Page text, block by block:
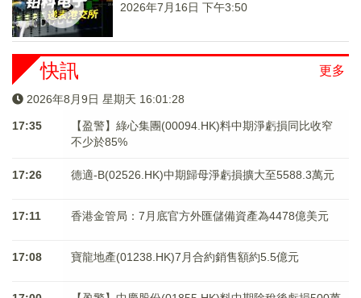
2026年7月16日 下午3:50
更多
快訊
2026年8月9日 星期天 16:01:29
17:35
【盈警】綠心集團(00094.HK)料中期淨虧損同比收窄
不少於85%
17:26 德適-B(02526.HK)中期歸母淨虧損擴大至5588.3萬元
17:11 香港金管局：7月底官方外匯儲備資產為4478億美元
17:08 寶龍地產(01238.HK)7月合約銷售額約5.5億元